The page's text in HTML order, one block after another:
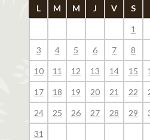
L M M J V S
1
3 4 5 6 7 8
10 11 12 13 14 15
17 18 19 20 21 22
24 25 26 27 28 29
31